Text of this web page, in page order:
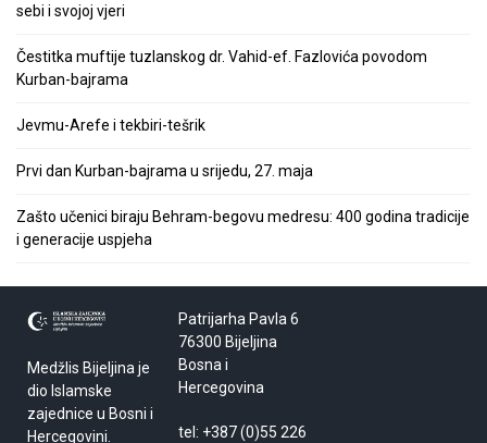
sebi i svojoj vjeri
Čestitka muftije tuzlanskog dr. Vahid-ef. Fazlovića povodom
Kurban-bajrama
Jevmu-Arefe i tekbiri-tešrik
Prvi dan Kurban-bajrama u srijedu, 27. maja
Zašto učenici biraju Behram-begovu medresu: 400 godina tradicije
i generacije uspjeha
Medžlis Bijeljina je
dio Islamske
zajednice u Bosni i
Hercegovini.
Patrijarha Pavla 6
76300 Bijeljina
Bosna i
Hercegovina
tel: +387 (0)55 226